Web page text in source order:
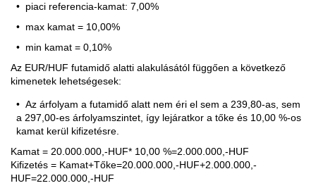
piaci referencia-kamat: 7,00%
max kamat = 10,00%
min kamat = 0,10%
Az EUR/HUF futamidő alatti alakulásától függően a következő
kimenetek lehetségesek:
Az árfolyam a futamidő alatt nem éri el sem a 239,80-as, sem
a 297,00-es árfolyamszintet, így lejáratkor a tőke és 10,00 %-os
kamat kerül kifizetésre.
Kamat = 20.000.000,-HUF* 10,00 %=2.000.000,-HUF
Kifizetés = Kamat+Tőke=20.000.000,-HUF+2.000.000,-
HUF=22.000.000,-HUF